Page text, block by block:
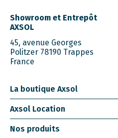
Showroom et Entrepôt
AXSOL
45, avenue Georges
Politzer 78190 Trappes
France
La boutique Axsol
Axsol Location
Nos produits